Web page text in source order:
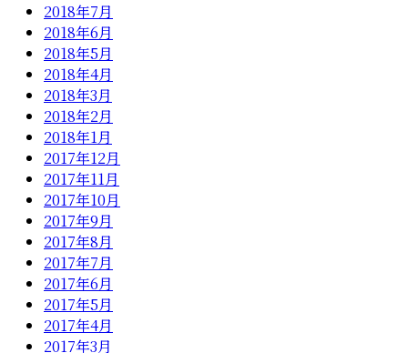
2018年7月
2018年6月
2018年5月
2018年4月
2018年3月
2018年2月
2018年1月
2017年12月
2017年11月
2017年10月
2017年9月
2017年8月
2017年7月
2017年6月
2017年5月
2017年4月
2017年3月